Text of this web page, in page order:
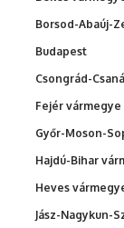
Borsod-Abaúj-
Budapest
Csongrád-
Fejér vármegye
Győr-Moson-
Hajdú-Bihar
Heves
Jász-Nagykun-